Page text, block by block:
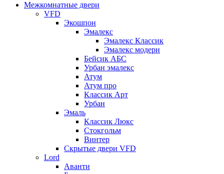
Межкомнатные двери
VFD
Экошпон
Эмалекс
Эмалекс Классик
Эмалекс модерн
Бейсик АБС
Урбан эмалекс
Атум
Атум про
Классик Арт
Урбан
Эмаль
Классик Люкс
Стокгольм
Винтер
Скрытые двери VFD
Lord
Аванти